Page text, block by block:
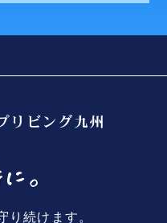
り続けます。